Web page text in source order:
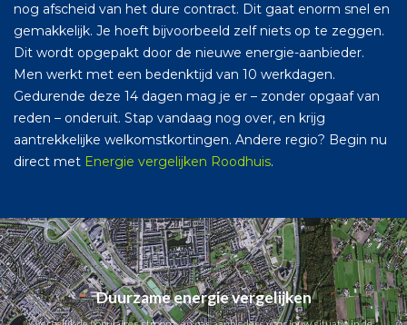
nog afscheid van het dure contract. Dit gaat enorm snel en
gemakkelijk. Je hoeft bijvoorbeeld zelf niets op te zeggen.
Dit wordt opgepakt door de nieuwe energie-aanbieder.
Men werkt met een bedenktijd van 10 werkdagen.
Gedurende deze 14 dagen mag je er – zonder opgaaf van
reden – onderuit. Stap vandaag nog over, en krijg
aantrekkelijke welkomstkortingen. Andere regio? Begin nu
direct met Energie vergelijken Roodhuis.
Duurzame energie vergelijken